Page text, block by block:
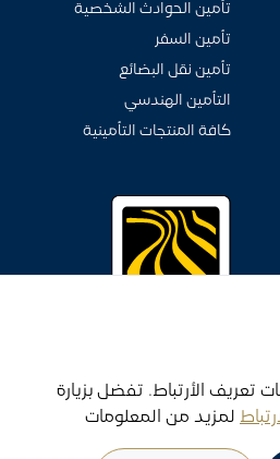
تعريف الأرتباط. تفضل بزيارة
لمزيد من المعلومات
تأمين الحوادث الشخصية
تأمين السفر
تأمين نقل البضائع
التأمين الهندسي
كافة المنتجات التأمينية
إحدى شركات
مجموعة هائل
سعيد أنعم وشركاه